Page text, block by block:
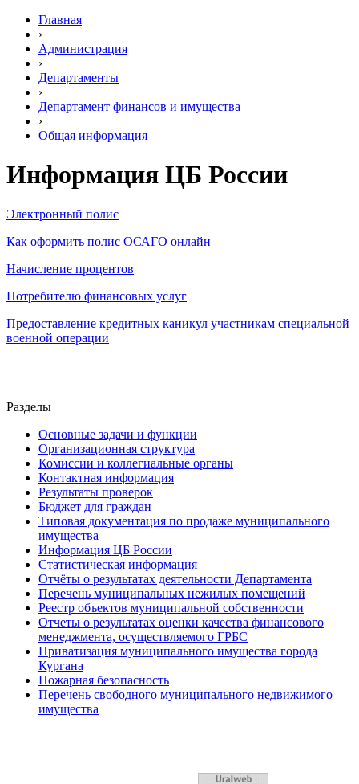
Главная
›
Администрация
›
Департаменты
›
Департамент финансов и имущества
›
Общая информация
Информация ЦБ России
Электронный полис
Как оформить полис ОСАГО онлайн
Начисление процентов
Потребителю финансовых услуг
Предоставление кредитных каникул участникам специальной
военной операции
Разделы
Основные задачи и функции
Организационная структура
Комиссии и коллегиальные органы
Контактная информация
Результаты проверок
Бюджет для граждан
Типовая документация по продаже муниципального
имущества
Информация ЦБ России
Статистическая информация
Отчёты о результатах деятельности Департамента
Перечень муниципальных нежилых помещений
Реестр объектов муниципальной собственности
Отчеты о результатах оценки качества финансового
менеджмента, осуществляемого ГРБС
Приватизация муниципального имущества города
Кургана
Пожарная безопасность
Перечень свободного муниципального недвижимого
имущества